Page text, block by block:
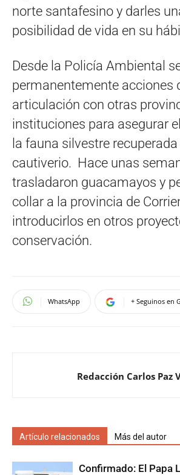
norte santafesino y darles
posibilidad de vida en su
Desde la Policía Ambiental
permanentemente acciones
articulación con otras
instituciones para asegurar
la fauna silvestre recuperada
cautiverio. Hace unas
trasladaron guacamayos y
collar a la provincia de
introducirlos en otros
conservación.
WhatsApp + Seguinos en
Redacción Carlos Paz
Artículo relacionados Más del autor
Confirmado: El Papa